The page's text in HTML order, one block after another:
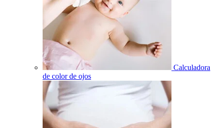
Calculadora
de color de ojos